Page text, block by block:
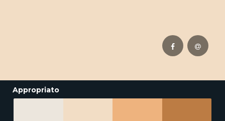
Appropriato